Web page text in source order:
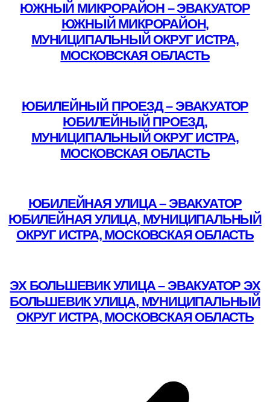
ЮЖНЫЙ МИКРОРАЙОН – ЭВАКУАТОР
ЮЖНЫЙ МИКРОРАЙОН,
МУНИЦИПАЛЬНЫЙ ОКРУГ ИСТРА,
МОСКОВСКАЯ ОБЛАСТЬ
ЮБИЛЕЙНЫЙ ПРОЕЗД – ЭВАКУАТОР
ЮБИЛЕЙНЫЙ ПРОЕЗД,
МУНИЦИПАЛЬНЫЙ ОКРУГ ИСТРА,
МОСКОВСКАЯ ОБЛАСТЬ
ЮБИЛЕЙНАЯ УЛИЦА – ЭВАКУАТОР
ЮБИЛЕЙНАЯ УЛИЦА, МУНИЦИПАЛЬНЫЙ
ОКРУГ ИСТРА, МОСКОВСКАЯ ОБЛАСТЬ
ЭХ БОЛЬШЕВИК УЛИЦА – ЭВАКУАТОР ЭХ
БОЛЬШЕВИК УЛИЦА, МУНИЦИПАЛЬНЫЙ
ОКРУГ ИСТРА, МОСКОВСКАЯ ОБЛАСТЬ